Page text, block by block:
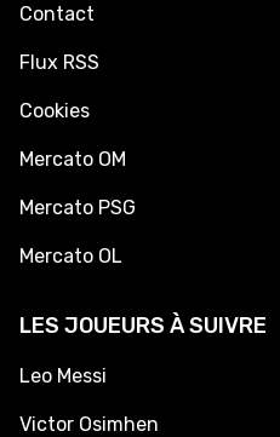
Contact
Flux RSS
Cookies
Mercato OM
Mercato PSG
Mercato OL
LES JOUEURS À SUIVRE
Leo Messi
Victor Osimhen